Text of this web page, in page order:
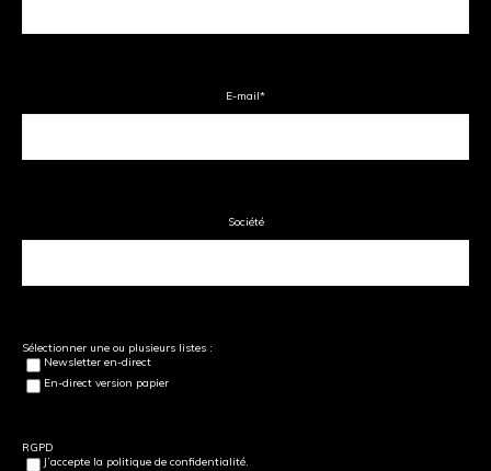
E-mail*
Société
Sélectionner une ou plusieurs listes :
Newsletter en-direct
En-direct version papier
RGPD
J’accepte la politique de confidentialité.